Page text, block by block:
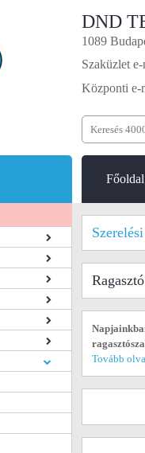
DND
1089
Szaküzlet
Központi e-
Főoldal
Tovább